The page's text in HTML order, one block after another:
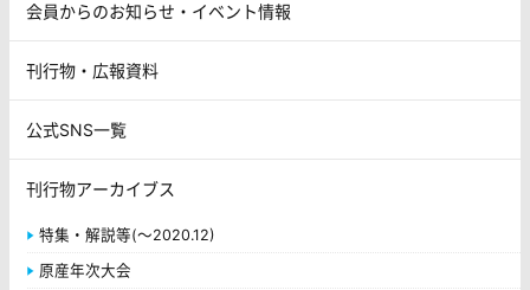
会員からのお知らせ・イベント情報
刊行物・広報資料
公式SNS一覧
刊行物アーカイブス
特集・解説等(～2020.12)
原産年次大会